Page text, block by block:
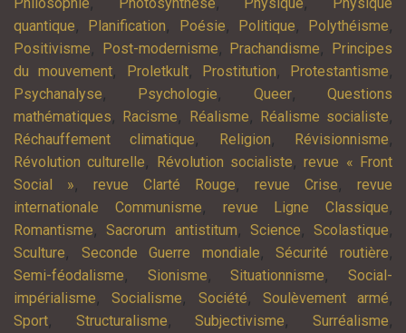
Philosophie Photosynthèse Physique
Physique
quantique, Planification, Poésie, Politique, Polythéisme,
Positivisme, Post-modernisme, Prachandisme,
Principes
du mouvement, Proletkult, Prostitution, Protestantisme,
Psychanalyse, Psychologie, Queer,Questions
mathématiques, Racisme, Réalisme, Réalisme socialiste,
Réchauffement climatique, Religion, Révisionnisme,
Révolution culturelle, Révolution socialiste,revue « Front
Social », revue Clarté Rouge, revue Crise, revue
internationale Communisme, revue Ligne Classique,
Romantisme,Sacrorum antistitum, Science, Scolastique,
Sculture, Seconde Guerre mondiale,Sécurité routière,
Semi-féodalisme, Sionisme,Situationnisme,Social-
impérialisme,Socialisme, Société, Soulèvement armé,
Sport, Structuralisme,Subjectivisme,Surréalisme,